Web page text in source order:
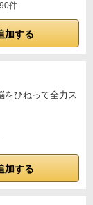
90件
加する
をひねって全力ス
加する